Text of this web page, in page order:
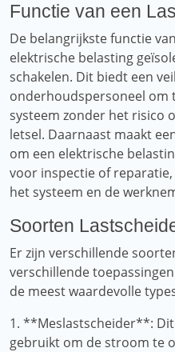
Functie van een
De belangrijkste functie
elektrische belasting
schakelen. Dit biedt een
onderhoudspersoneel om
systeem zonder het risico
letsel. Daarnaast maakt
om een ​​elektrische
voor inspectie of
het systeem en de
Soorten
Er zijn verschillende
verschillende
de meest waardevolle
1. **Meslastscheider**:
gebruikt om de stroom te